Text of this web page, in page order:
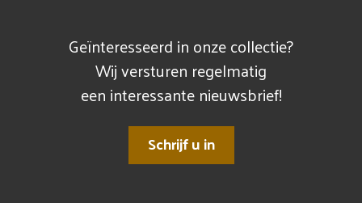
Geïnteresseerd in onze collectie?
Wij versturen regelmatig
een interessante nieuwsbrief!
Schrijf u in